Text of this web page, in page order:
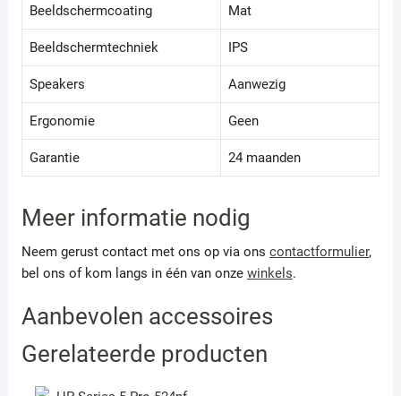
Beeldschermcoating Mat
Beeldschermtechniek IPS
Speakers Aanwezig
Ergonomie Geen
Garantie 24 maanden
Meer informatie nodig
Neem gerust contact met ons op via ons contactformulier,
bel ons of kom langs in één van onze winkels.
Aanbevolen accessoires
Gerelateerde producten